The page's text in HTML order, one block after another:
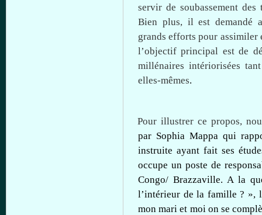
servir desoubassement des
Bien plus, il est demandé
grands efforts pour assimiler
l’objectif principal estde
millénaires intériorisées tant
elles-mêmes.
Pour illustrer ce propos,
par SophiaMappa qui
instruite ayant faitses
occupe unposte de
Congo/ Brazzaville. A la
l’intérieur de la famille ? »,
mon mari et moion se